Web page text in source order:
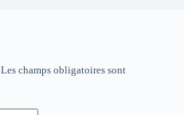
Les champs obligatoires sont